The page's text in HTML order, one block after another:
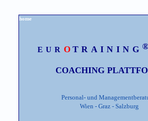
home
EUR O TRAINING ®
COACHING
Personal- und
Wien - Graz - Salzburg